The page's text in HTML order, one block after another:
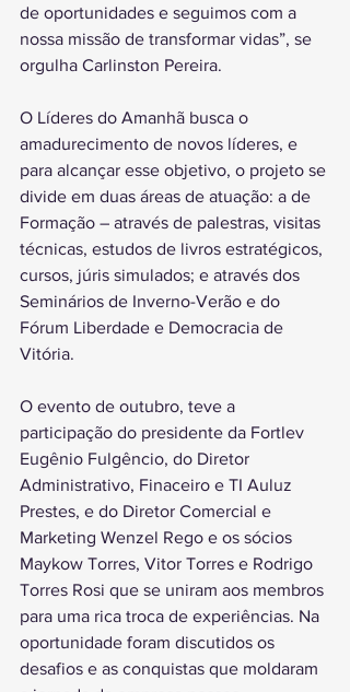
de oportunidades e seguimos com a
nossa missão de transformar vidas”, se
orgulha Carlinston Pereira.
O Líderes do Amanhã busca o
amadurecimento de novos líderes, e
para alcançar esse objetivo, o projeto se
divide em duas áreas de atuação: a de
Formação – através de palestras, visitas
técnicas, estudos de livros estratégicos,
cursos, júris simulados; e através dos
Seminários de Inverno-Verão e do
Fórum Liberdade e Democracia de
Vitória.
O evento de outubro, teve a
participação do presidente da Fortlev
Eugênio Fulgêncio, do Diretor
Administrativo, Finaceiro e TI Auluz
Prestes, e do Diretor Comercial e
Marketing Wenzel Rego e os sócios
Maykow Torres, Vitor Torres e Rodrigo
Torres Rosi que se uniram aos membros
para uma rica troca de experiências. Na
oportunidade foram discutidos os
desafios e as conquistas que moldaram